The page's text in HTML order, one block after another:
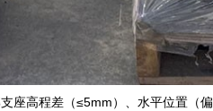
座高程差（≤5mm）、水平位置（